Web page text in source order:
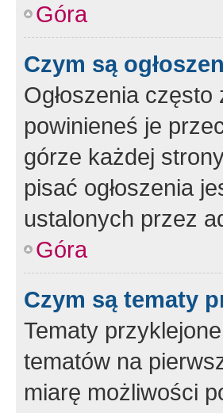
Góra
Czym są
Ogłoszenia
powinieneś je
górze każdej
pisać ogłoszenia
ustalonych przez
Góra
Czym są tematy
Tematy
tematów na
miarę możliwości